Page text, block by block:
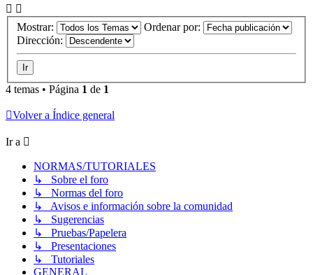
Mostrar:
Ordenar por:
Dirección:
4 temas • Página 1 de 1
Volver a Índice general
Ir a
NORMAS/TUTORIALES
↳ Sobre el foro
↳ Normas del foro
↳ Avisos e información sobre la comunidad
↳ Sugerencias
↳ Pruebas/Papelera
↳ Presentaciones
↳ Tutoriales
GENERAL